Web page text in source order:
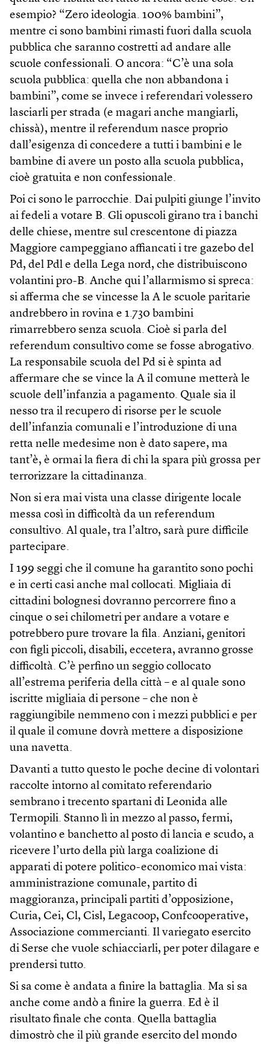
esempio? “Zero ideologia. 100% bambini”,
mentre ci sono bambini rimasti fuori dalla scuola
pubblica che saranno costretti ad andare alle
scuole confessionali. O ancora: “C’è una sola
scuola pubblica: quella che non abbandona i
bambini”, come se invece i referendari volessero
lasciarli per strada (e magari anche mangiarli,
chissà), mentre il referendum nasce proprio
dall’esigenza di concedere a tutti i bambini e le
bambine di avere un posto alla scuola pubblica,
cioè gratuita e non confessionale.
Poi ci sono le parrocchie. Dai pulpiti giunge l’invito
ai fedeli a votare B. Gli opuscoli girano tra i banchi
delle chiese, mentre sul crescentone di piazza
Maggiore campeggiano affiancati i tre gazebo del
Pd, del Pdl e della Lega nord, che distribuiscono
volantini pro-B. Anche qui l’allarmismo si spreca:
si afferma che se vincesse la A le scuole paritarie
andrebbero in rovina e 1.730 bambini
rimarrebbero senza scuola. Cioè si parla del
referendum consultivo come se fosse abrogativo.
La responsabile scuola del Pd si è spinta ad
affermare che se vince la A il comune metterà le
scuole dell’infanzia a pagamento. Quale sia il
nesso tra il recupero di risorse per le scuole
dell’infanzia comunali e l’introduzione di una
retta nelle medesime non è dato sapere, ma
tant’è, è ormai la fiera di chi la spara più grossa per
terrorizzare la cittadinanza.
Non si era mai vista una classe dirigente locale
messa così in difficoltà da un referendum
consultivo. Al quale, tra l’altro, sarà pure difficile
partecipare.
I 199 seggi che il comune ha garantito sono pochi
e in certi casi anche mal collocati. Migliaia di
cittadini bolognesi dovranno percorrere fino a
cinque o sei chilometri per andare a votare e
potrebbero pure trovare la fila. Anziani, genitori
con figli piccoli, disabili, eccetera, avranno grosse
difficoltà. C’è perfino un seggio collocato
all’estrema periferia della città – e al quale sono
iscritte migliaia di persone – che non è
raggiungibile nemmeno con i mezzi pubblici e per
il quale il comune dovrà mettere a disposizione
una navetta.
Davanti a tutto questo le poche decine di volontari
raccolte intorno al comitato referendario
sembrano i trecento spartani di Leonida alle
Termopili. Stanno lì in mezzo al passo, fermi,
volantino e banchetto al posto di lancia e scudo, a
ricevere l’urto della più larga coalizione di
apparati di potere politico-economico mai vista:
amministrazione comunale, partito di
maggioranza, principali partiti d’opposizione,
Curia, Cei, Cl, Cisl, Legacoop, Confcooperative,
Associazione commercianti. Il variegato esercito
di Serse che vuole schiacciarli, per poter dilagare e
prendersi tutto.
Si sa come è andata a finire la battaglia. Ma si sa
anche come andò a finire la guerra. Ed è il
risultato finale che conta. Quella battaglia
dimostrò che il più grande esercito del mondo